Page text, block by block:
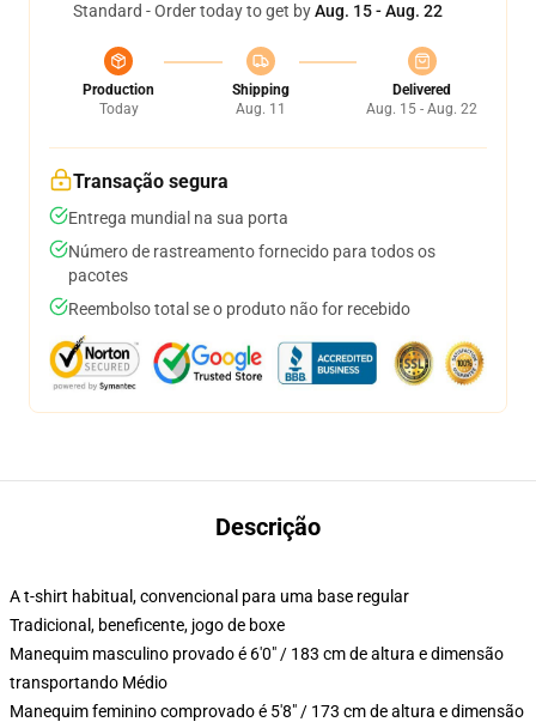
Standard - Order today to get byAug. 15 - Aug. 22
Production
Today
Shipping
Aug. 11
Delivered
Aug. 15 - Aug. 22
Transação segura
Entrega mundial na sua porta
Número de rastreamento fornecido para todos os
pacotes
Reembolso total se o produto não for recebido
Descrição
A t-shirt habitual, convencional para uma base regular
Tradicional, beneficente, jogo de boxe
Manequim masculino provado é 6'0" / 183 cm de altura e dimensão
transportando Médio
Manequim feminino comprovado é 5'8" / 173 cm de altura e dimensão